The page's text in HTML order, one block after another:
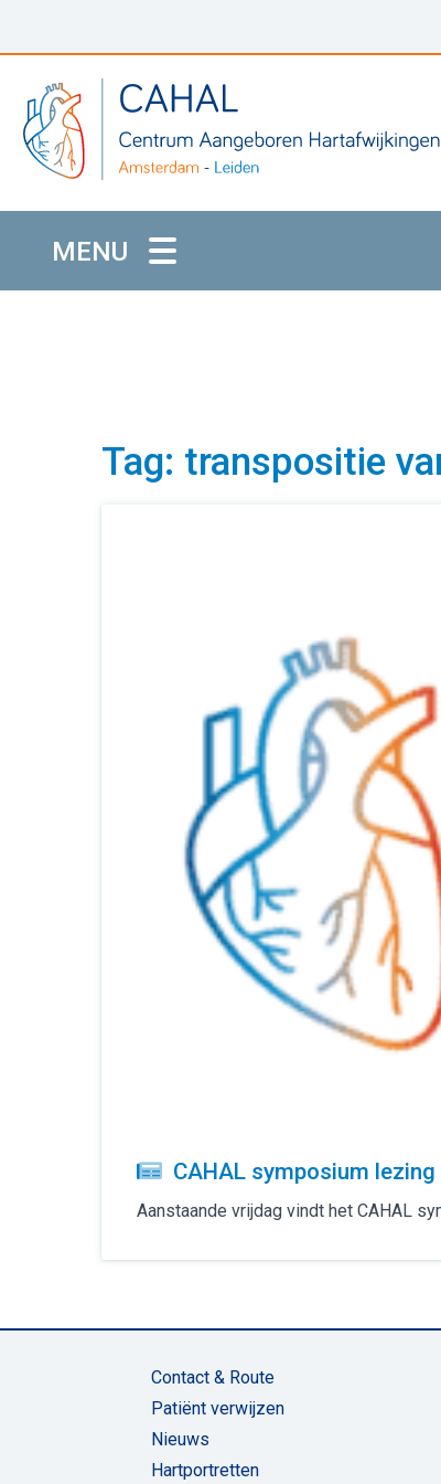
MENU
Tag: transpositie
CAHAL symposium
Aanstaande vrijdag vindt het CAHAL
Contact & Route
Patiënt verwijzen
Nieuws
Hartportretten